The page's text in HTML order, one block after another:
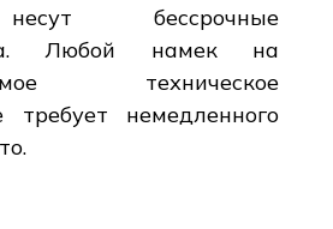
бессрочные
Любой намек на
техническое
требует немедленного